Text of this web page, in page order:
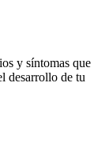
y síntomas que
desarrollo de tu